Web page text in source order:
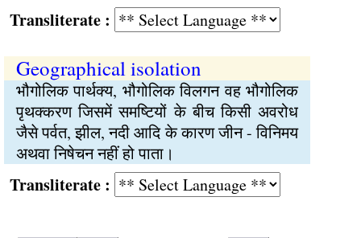
:
Geographical isolation
भौगोलिक पार्थक्य, भौगोलिक विलगन वह भौगोलिक
पृथक्‍करण जिसमें समष्‍टियों के बीच किसी अवरोध
जैसे पर्वत, झील, नदी आदि के कारण जीन - विनिमय
अथवा निषेचन नहीं हो पाता।
: